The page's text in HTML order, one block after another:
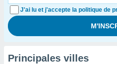
J'ai lu et j'accepte la politique de
Principales villes